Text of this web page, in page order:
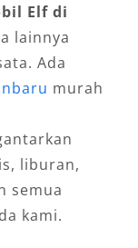
AC,
sewa
untuk
formal.
Kunci
Elf di
lainnya
Ada
murah
liburan,
semua
kami.